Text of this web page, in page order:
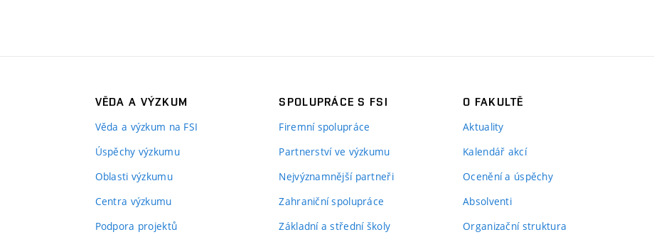
VĚDA A VÝZKUM
Věda a výzkum na FSI
Úspěchy výzkumu
Oblasti výzkumu
Centra výzkumu
Podpora projektů
SPOLUPRÁCE S FSI
Firemní spolupráce
Partnerství ve výzkumu
Nejvýznamnější partneři
Zahraniční spolupráce
Základní a střední školy
O FAKULTĚ
Aktuality
Kalendář akcí
Ocenění a úspěchy
Absolventi
Organizační struktura